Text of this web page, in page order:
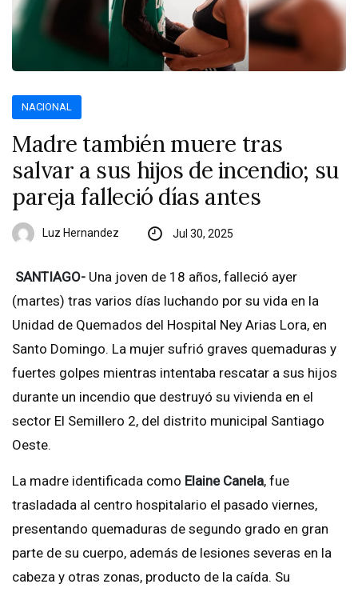
NACIONAL
Madre también muere tras
salvar a sus hijos de incendio; su
pareja falleció días antes
Luz Hernandez Jul 30, 2025
SANTIAGO- Una joven de 18 años, falleció ayer
(martes) tras varios días luchando por su vida en la
Unidad de Quemados del Hospital Ney Arias Lora, en
Santo Domingo. La mujer sufrió graves quemaduras y
fuertes golpes mientras intentaba rescatar a sus hijos
durante un incendio que destruyó su vivienda en el
sector El Semillero 2, del distrito municipal Santiago
Oeste.
La madre identificada como Elaine Canela, fue
trasladada al centro hospitalario el pasado viernes,
presentando quemaduras de segundo grado en gran
parte de su cuerpo, además de lesiones severas en la
cabeza y otras zonas, producto de la caída. Su